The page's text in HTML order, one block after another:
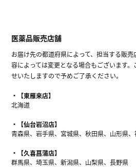
医薬品販売店舗
お届け先の都道府県によって、担当する販
容によっては変更となる場合もございます
せいたしますので予めご了承ください。
【東雁来店】
北海道
【仙台岩沼店】
青森県、岩手県、宮城県、秋田県、山形県
【久喜菖蒲店】
群馬県、埼玉県、新潟県、山梨県、長野県